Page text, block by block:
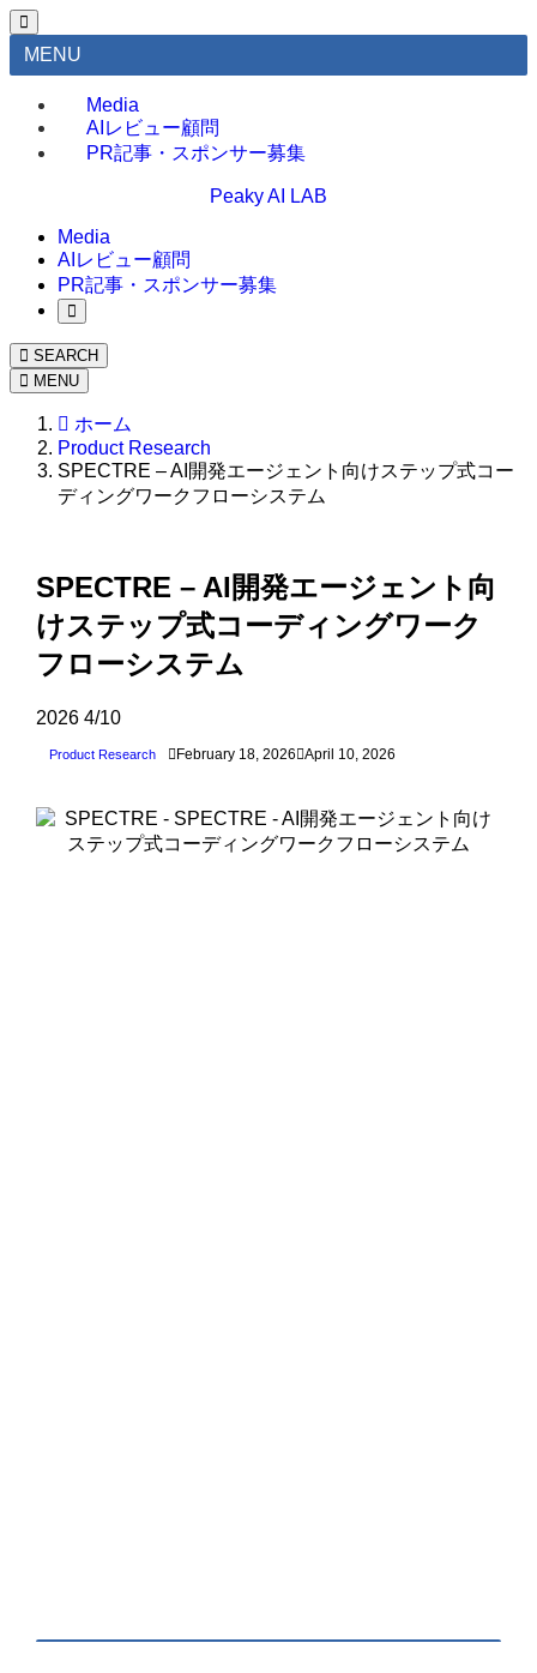
MENU
Media
AIレビュー顧問
PR記事・スポンサー募集
Peaky AI LAB
Media
AIレビュー顧問
PR記事・スポンサー募集
SEARCH
MENU
ホーム
Product Research
SPECTRE – AI開発エージェント向けステップ式コー
ディングワークフローシステム
SPECTRE – AI開発エージェント向
けステップ式コーディングワーク
フローシステム
2026 4/10
Product Research February 18, 2026 April 10, 2026